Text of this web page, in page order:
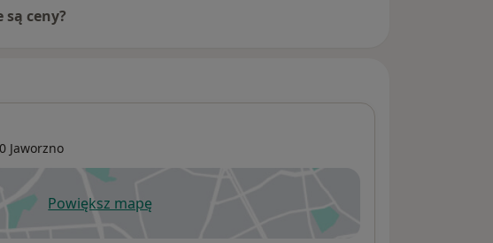
ceny?
Jaworzno
Powiększ mapęotwiera się w nowej karcie